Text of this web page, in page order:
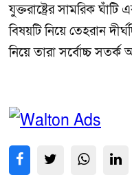
যুক্তরাষ্ট্রের সামরিক
বিষয়টি নিয়ে তেহরান
নিয়ে তারা সর্বোচ্চ সতর্ক